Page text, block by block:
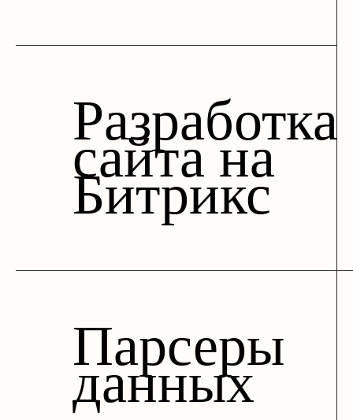
Разработка
сайта на
Битрикс
Парсеры
данных